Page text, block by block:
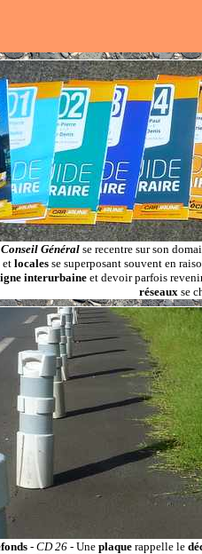
Conseil Général se recentre sur son
etlocales se superposant souvent en
interurbaine et devoir parfois
réseauxse
- CD 26 - Une plaque rappelle le